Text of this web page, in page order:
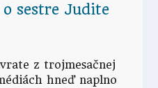
sestre Judite
z trojmesačnej
hneď naplno